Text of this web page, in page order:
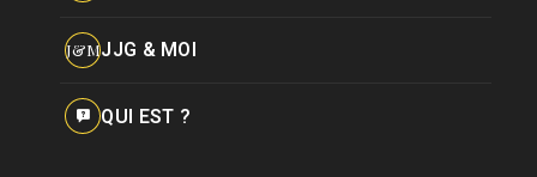
J&MJJG & MOI
QUI EST ?